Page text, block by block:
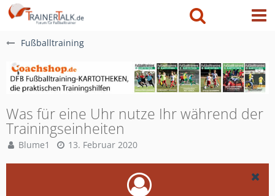
Fußballtraining
Was für eine Uhr nutze Ihr während der
Trainingseinheiten
Blume1 13. Februar 2020